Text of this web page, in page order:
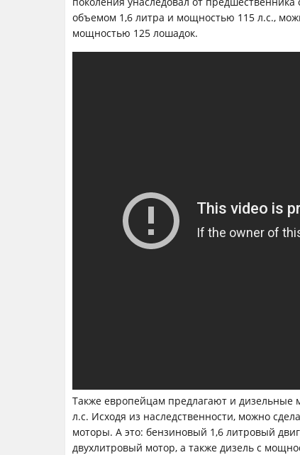
объемом 1,6 литра и мощностью 115 л.с.,
мощностью 125 лошадок.
Также европейцам предлагают и
л.с. Исходя из наследственности, можно
моторы. А это: бензиновый 1,6 литровый
двухлитровый мотор, а также дизель с